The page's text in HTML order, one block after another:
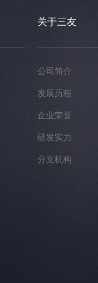
关于三友
公司简介
发展历程
企业荣誉
研发实力
分支机构